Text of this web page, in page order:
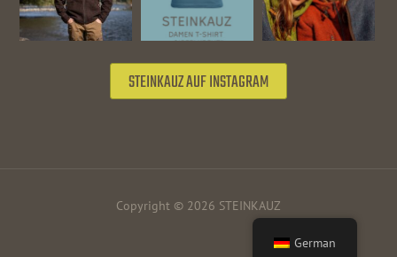
STEINKAUZ AUF INSTAGRAM
Copyright © 2026 STEINKAUZ
German